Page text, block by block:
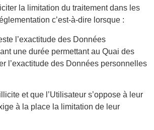
la limitation du traitement dans les
c’est-à-dire lorsque :
l’exactitude des Données
une durée permettant au Quai des
l’exactitude des Données personnelles
et que l’Utilisateur s’oppose à leur
à la place la limitation de leur